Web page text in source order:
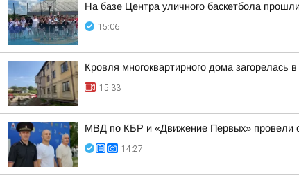
На базе Центра уличного баскетбола
15:06
Кровля многоквартирного дома загорелась
15:33
МВД по КБР и «Движение Первых» провели
14:27